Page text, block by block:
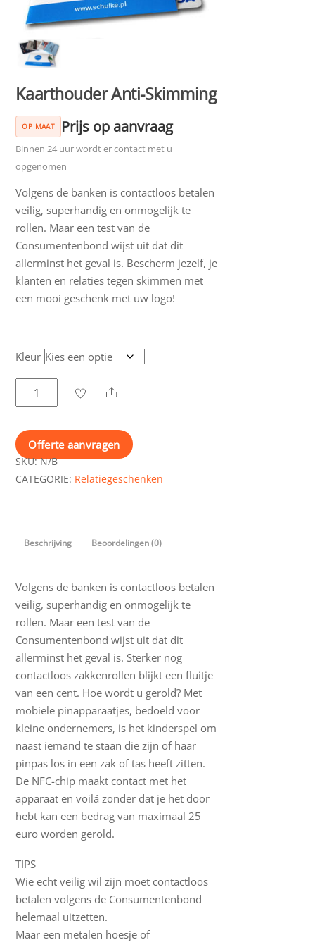
Kaarthouder Anti-Skimming
OP MAAT Prijs op aanvraag
Binnen 24 uur wordt er contact met u
opgenomen
Volgens de banken is contactloos betalen
veilig, superhandig en onmogelijk te
rollen. Maar een test van de
Consumentenbond wijst uit dat dit
allerminst het geval is. Bescherm jezelf, je
klanten en relaties tegen skimmen met
een mooi geschenk met uw logo!
Kleur
Kaarthouder
Anti-
aantal
Share
Offerte aanvragen
SKU:N/B
CATEGORIE: Relatiegeschenken
Beschrijving Beoordelingen (0)
Volgens de banken is contactloos betalen
veilig, superhandig en onmogelijk te
rollen. Maar een test van de
Consumentenbond wijst uit dat dit
allerminst het geval is. Sterker nog
contactloos zakkenrollen blijkt een fluitje
van een cent. Hoe wordt u gerold? Met
mobiele pinapparaatjes, bedoeld voor
kleine ondernemers, is het kinderspel om
naast iemand te staan die zijn of haar
pinpas los in een zak of tas heeft zitten.
De NFC-chip maakt contact met het
apparaat en voilá zonder dat je het door
hebt kan een bedrag van maximaal 25
euro worden gerold.
TIPS
Wie echt veilig wil zijn moet contactloos
betalen volgens de Consumentenbond
helemaal uitzetten.
Maar een metalen hoesje of